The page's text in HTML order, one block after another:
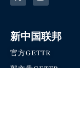
新中国联邦
官方GETTR
郭文贵GETTR